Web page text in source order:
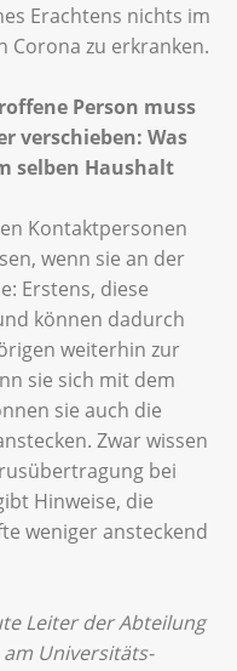
Erachtens nichts im
Corona zu erkranken.
Person muss
verschieben: Was
selben Haushalt
Kontaktpersonen
wenn sie an der
Erstens, diese
können dadurch
weiterhin zur
sie sich mit dem
sie auch die
Zwar wissen
bei
Hinweise, die
weniger ansteckend
Leiter der Abteilung
Universitäts-